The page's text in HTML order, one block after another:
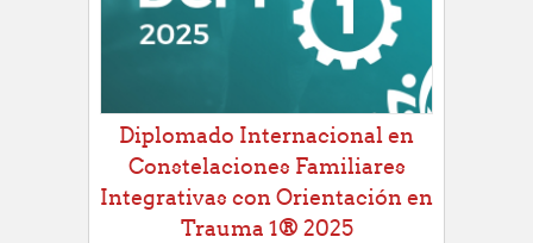
Diplomado Internacional en
Constelaciones Familiares
Integrativas con Orientación en
Trauma 1® 2025